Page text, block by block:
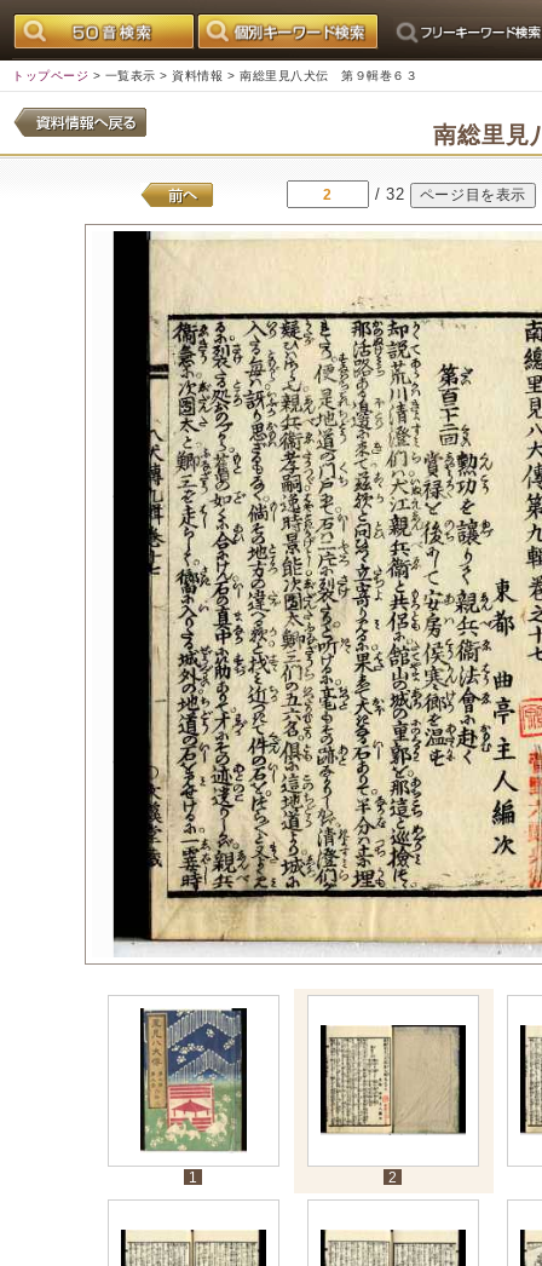
トップページ > 一覧表示 > 資料情報 > 南総里見八犬伝 第９輯巻６３
南総里見
/ 32
1 2